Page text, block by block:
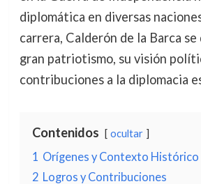
diplomática en diversas
carrera, Calderón de la Barca
gran patriotismo, su visión
contribuciones a la diplomacia
Contenidos ocultar
1 Orígenes y Contexto Histórico
2 Logros y Contribuciones